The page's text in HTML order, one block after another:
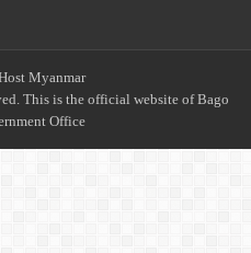
Myanmar
This is the official website of Bago
Office